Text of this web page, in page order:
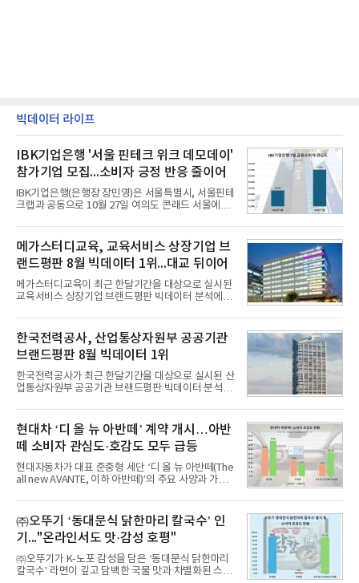
빅데이터 라이프
IBK기업은행 '서울 핀테크 위크 데모데이'
참가기업 모집...소비자 긍정 반응 줄이어
IBK기업은행(은행장 장민영)은 서울특별시, 서울핀테
크랩과 공동으로 10월 27일 여의도 콘래드 서울에서
IBK기업은행’에 참가할 기업을 모집한다고 10일 밝혔
다.이번 데모데이는 ‘AX 기반 디지털금융의 전환’을
주제로 개최되는 ‘서울 핀테크 위크 2026’의 공식 프
로그램으로, 우수한 AX 기반 핀테크 기업을 발굴하고
투자유치와 사업 협력 기회를 지원하기 위해 마련됐
다.참여 대상은 창업 7년 이내의 서울 소재 핀테크 스
타트업과 중소기업 창업 지원법에 따른 신사업 분야
다.심사를
메가스터디교육, 교육서비스 상장기업 브
랜드평판 8월 빅데이터 1위...대교 뒤이어
메가스터디교육이 최근 한달기간을 대상으로 실시된
교육서비스 상장기업 브랜드평판 빅데이터 분석에서
일 한국기업평판연구소(소장 구창환)는 국내 교육서
비스 상장기업 브랜드를 대상으로 지난 7월 7일부터
8월 7일까지 수집된 소비자 빅데이터 10,074,233건
을 분석한 결과, 메가스터디교육이 브랜드평판지수
1,710,926을 기록하며 8월 1위에 올랐다고 밝혔다.
분석에 활용된 빅데이터는 지난 7월(9,491,206건) 대
비 6.14% 증가한 수치로, 교육서비스 상장기업 브랜
디교육, 대교, 디지
한국전력공사, 산업통상자원부 공공기관
브랜드평판 8월 빅데이터 1위
한국전력공사가 최근 한달기간을 대상으로 실시된 산
업통상자원부 공공기관 브랜드평판 빅데이터 분석에
이 순으로 뒤를 이었다.7일 한국기업평판연구소(소장
구창환)는 산업통상자원부 공공기관 41개 브랜드를
대상으로 지난 7월 7일부터 8월 7일까지 수집된 소비
자 빅데이터 91,102,549건을 분석한 결과, 한국전력
공사가 브랜드평판지수 10,670,633을 기록하며 8월
1위에 올랐다고 밝혔다. 분석에 활용된 빅데이터는 지
난 7월(88,893,823건) 대비 2.48% 증가한 수치다.연
수력원자력, 한국석
현대차 ‘디 올 뉴 아반떼’ 계약 개시…아반
떼 소비자 관심도·호감도 모두 급등
현대자동차가 대표 준중형 세단 ‘디 올 뉴 아반떼(The
all new AVANTE, 이하 아반떼)’의 주요 사양과 가격
떼는 6년 만에 선보이는 8세대 완전변경 모델로, ▲정
교한 선과 면을 중심으로 완성한 파격적인 디자인 ▲
과거 중형 세단 수준으로 확대된 차체 제원 ▲글로벌
최고 수준의 안전성 ▲성능과 효율을 동시에 높인 주
행 완성도 ▲첨단 편의 및 디지털 사양 적용 등을 통해
글로벌 준중형 세단의 새로운 기준을 세웠다.아반떼
는 가솔린 2.0과 1.6 하이브리드 두 가지 파워트레인
㈜오뚜기 ‘동대문식 닭한마리 칼국수’ 인
기..."온라인서도 맛·감성 호평"
㈜오뚜기가 K-노포 감성을 담은 ‘동대문식 닭한마리
칼국수’ 라면이 깊고 담백한 국물 맛과 차별화된 스토